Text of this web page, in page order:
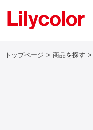
トップページ 商品を探す